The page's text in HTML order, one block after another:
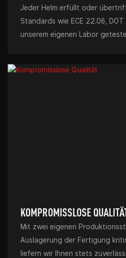
Jeder Helm erfüllt oder
Standards wie ECE 22.06,
unserem eigenen Labor
KOMPROMISSLOSE
Mit zwei eigenen
Auslagerung der Fertigung
liefern wir Ihnen stets